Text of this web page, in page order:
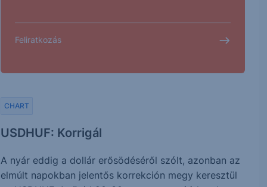
Feliratkozás
USDHUF: Korrigál
CHART
A nyár eddig a dollár erősödéséről szólt, azonban az
elmúlt napokban jelentős korrekción megy keresztül